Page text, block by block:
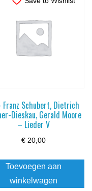
Franz Schubert, Dietrich
Dieskau, Gerald Moore
– Lieder V
€20,00
Toevoegen aan
winkelwagen